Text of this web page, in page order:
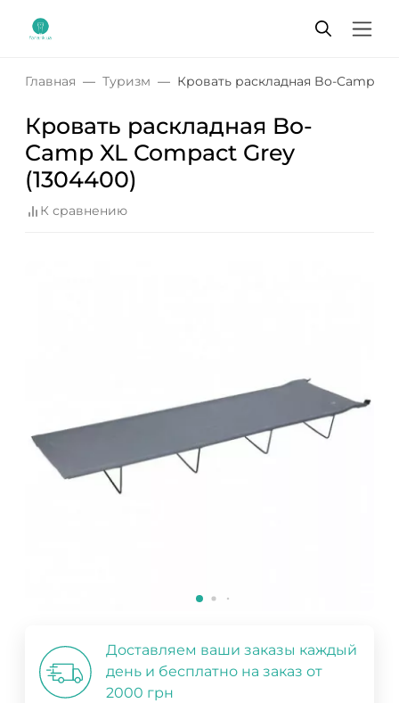
Главная Туризм Кровать раскладная Bo-Camp
Кровать раскладная Bo-
Camp XL Compact Grey
(1304400)
К сравнению
Доставляем ваши заказы каждый
день и бесплатно на заказ от
2000 грн